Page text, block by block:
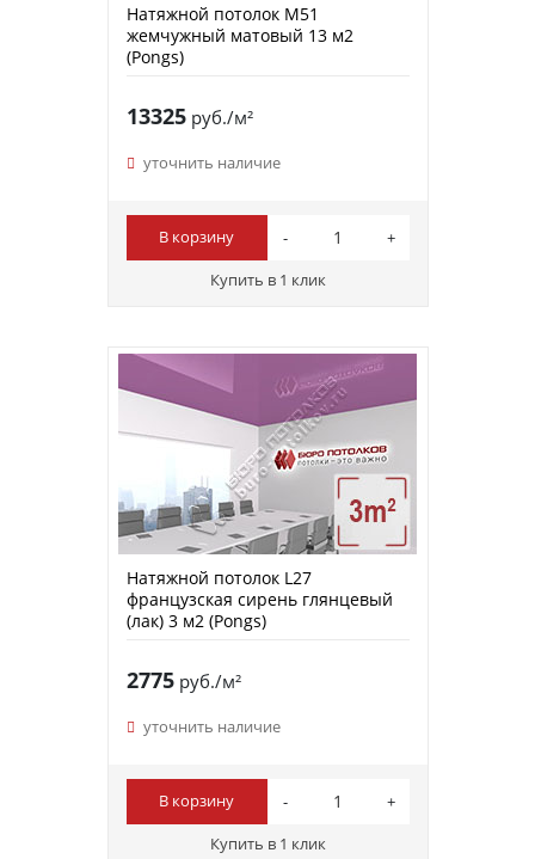
Натяжной потолок M51
жемчужный матовый 13 м2
(Pongs)
13325руб./м²
уточнить наличие
В корзину
Купить в 1 клик
Натяжной потолок L27
французская сирень глянцевый
(лак) 3 м2 (Pongs)
2775руб./м²
уточнить наличие
В корзину
Купить в 1 клик